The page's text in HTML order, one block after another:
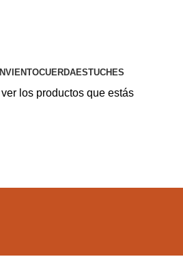
VIENTOCUERDAESTUCHES
los productos que estás